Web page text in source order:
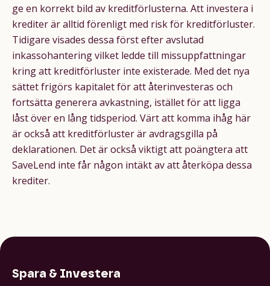
ge en korrekt bild av kreditförlusterna. Att investera i
krediter är alltid förenligt med risk för kreditförluster.
Tidigare visades dessa först efter avslutad
inkassohantering vilket ledde till missuppfattningar
kring att kreditförluster inte existerade. Med det nya
sättet frigörs kapitalet för att återinvesteras och
fortsätta generera avkastning, istället för att ligga
låst över en lång tidsperiod. Värt att komma ihåg här
är också att kreditförluster är avdragsgilla på
deklarationen. Det är också viktigt att poängtera att
SaveLend inte får någon intäkt av att återköpa dessa
krediter.
Spara & Investera